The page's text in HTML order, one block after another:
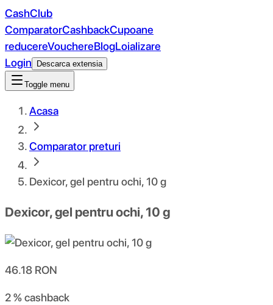
CashClub
ComparatorCashbackCupoane
reducereVouchereBlogLoializare
Login
Descarca extensia
Toggle menu
Acasa
Comparator preturi
Dexicor, gel pentru ochi, 10 g
Dexicor, gel pentru ochi, 10 g
46.18 RON
2 %cashback